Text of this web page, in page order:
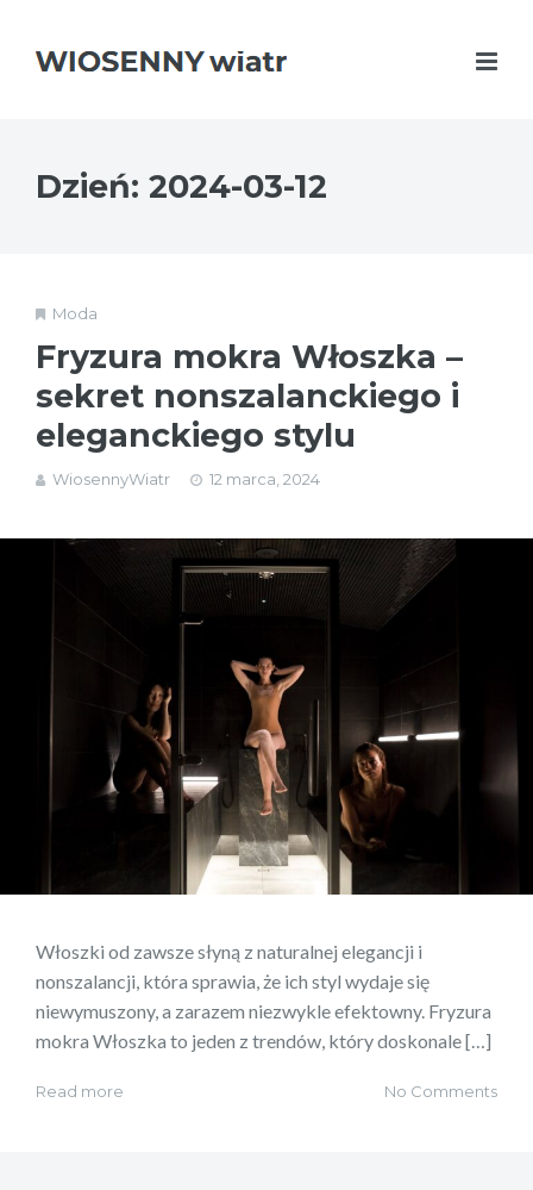
Dzień: 2024-03-12
Moda
Fryzura mokra Włoszka –
sekret nonszalanckiego i
eleganckiego stylu
WiosennyWiatr 12 marca, 2024
Włoszki od zawsze słyną z naturalnej elegancji i
nonszalancji, która sprawia, że ich styl wydaje się
niewymuszony, a zarazem niezwykle efektowny. Fryzura
mokra Włoszka to jeden z trendów, który doskonale […]
Read more No Comments